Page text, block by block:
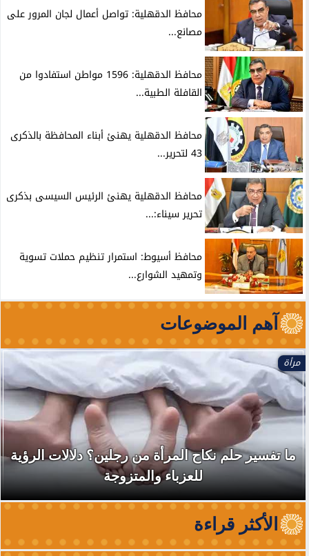
محافظ الدقهلية: تواصل أعمال لجان المرور على
مصانع...
محافظ الدقهلية: 1596 مواطن استفادوا من
القافلة الطبية...
محافظ الدقهلية يهنئ أبناء المحافظة بالذكرى
43 لتحرير...
محافظ الدقهلية يهنئ الرئيس السيسى بذكرى
تحرير سيناء:...
محافظ أسيوط: استمرار تنظيم حملات تسوية
وتمهيد الشوارع...
آهم الموضوعات
مرأة
ما تفسير حلم نكاح المرأة من رجلين؟ دلالات الرؤية
للعزباء والمتزوجة
الأكثر قراءة